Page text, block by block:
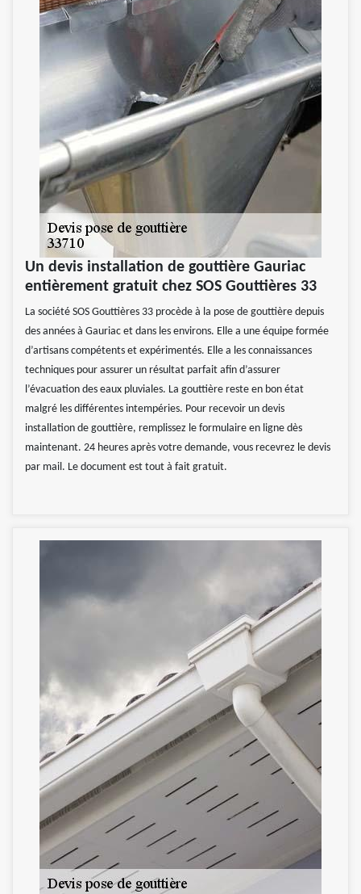
Un devis installation de gouttière Gauriac
entièrement gratuit chez SOS Gouttières 33
La société SOS Gouttières 33 procède à la pose de gouttière depuis
des années à Gauriac et dans les environs. Elle a une équipe formée
d’artisans compétents et expérimentés. Elle a les connaissances
techniques pour assurer un résultat parfait afin d’assurer
l’évacuation des eaux pluviales. La gouttière reste en bon état
malgré les différentes intempéries. Pour recevoir un devis
installation de gouttière, remplissez le formulaire en ligne dès
maintenant. 24 heures après votre demande, vous recevrez le devis
par mail. Le document est tout à fait gratuit.